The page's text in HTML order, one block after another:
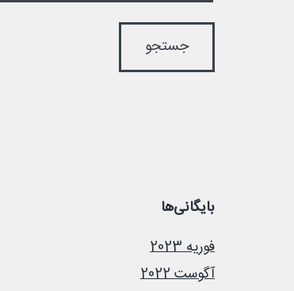
بایگانی‌ها
فوریه 2023
آگوست 2022